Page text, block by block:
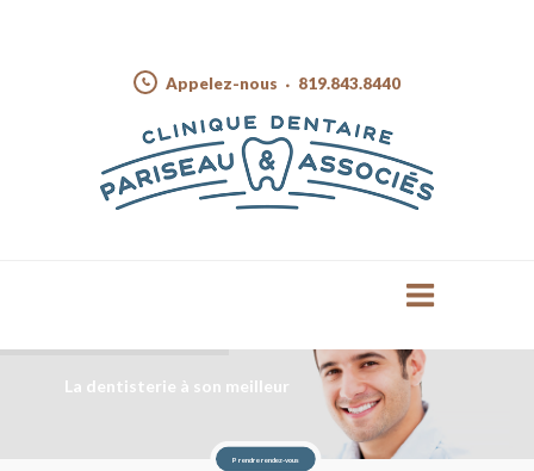
Appelez-nous 819.843.8440
La dentisterie à son meilleur
Prendre rendez-vous